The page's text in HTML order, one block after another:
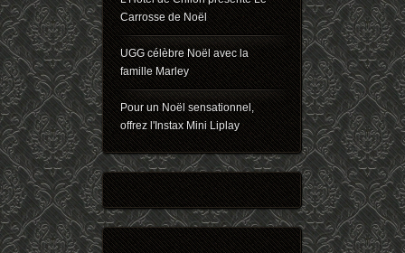
Carrosse de Noël
UGG célèbre Noël avec la
famille Marley
Pour un Noël sensationnel,
offrez l'Instax Mini Liplay